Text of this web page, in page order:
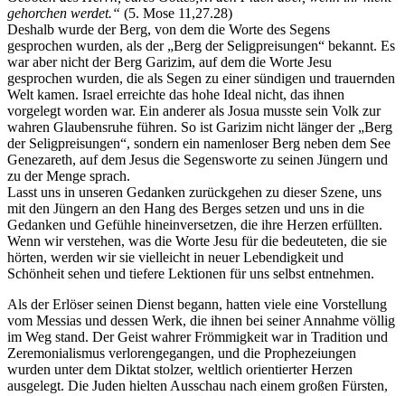
gehorchen werdet.“ (5. Mose 11,27.28)
Deshalb wurde der Berg, von dem die Worte des Segens
gesprochen wurden, als der „Berg der Seligpreisungen“ bekannt. Es
war aber nicht der Berg Garizim, auf dem die Worte Jesu
gesprochen wurden, die als Segen zu einer sündigen und trauernden
Welt kamen. Israel erreichte das hohe Ideal nicht, das ihnen
vorgelegt worden war. Ein anderer als Josua musste sein Volk zur
wahren Glaubensruhe führen. So ist Garizim nicht länger der „Berg
der Seligpreisungen“, sondern ein namenloser Berg neben dem See
Genezareth, auf dem Jesus die Segensworte zu seinen Jüngern und
zu der Menge sprach.
Lasst uns in unseren Gedanken zurückgehen zu dieser Szene, uns
mit den Jüngern an den Hang des Berges setzen und uns in die
Gedanken und Gefühle hineinversetzen, die ihre Herzen erfüllten.
Wenn wir verstehen, was die Worte Jesu für die bedeuteten, die sie
hörten, werden wir sie vielleicht in neuer Lebendigkeit und
Schönheit sehen und tiefere Lektionen für uns selbst entnehmen.
Als der Erlöser seinen Dienst begann, hatten viele eine Vorstellung
vom Messias und dessen Werk, die ihnen bei seiner Annahme völlig
im Weg stand. Der Geist wahrer Frömmigkeit war in Tradition und
Zeremonialismus verlorengegangen, und die Prophezeiungen
wurden unter dem Diktat stolzer, weltlich orientierter Herzen
ausgelegt. Die Juden hielten Ausschau nach einem großen Fürsten,